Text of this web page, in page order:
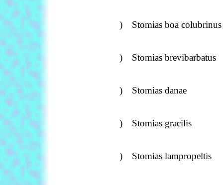
) Stomias boa colubrinus
) Stomias brevibarbatus
) Stomias danae
) Stomias gracilis
) Stomias lampropeltis